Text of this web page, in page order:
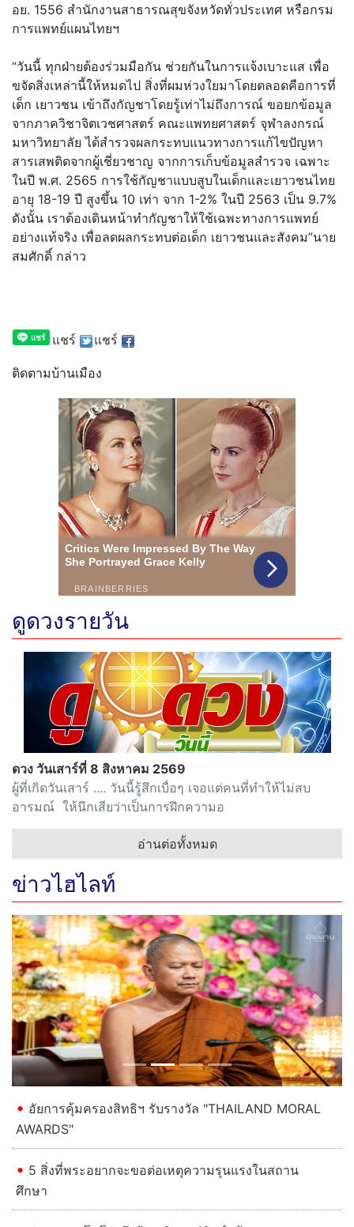
อย. 1556 สำนักงานสาธารณสุขจังหวัดทั่วประเทศ หรือกรม
การแพทย์แผนไทยฯ
“วันนี้ ทุกฝ่ายต้องร่วมมือกัน ช่วยกันในการแจ้งเบาะแส เพื่อ
ขจัดสิ่งเหล่านี้ให้หมดไป สิ่งที่ผมห่วงใยมาโดยตลอดคือการที่
เด็ก เยาวชน เข้าถึงกัญชาโดยรู้เท่าไม่ถึงการณ์ ขอยกข้อมูล
จากภาควิชาจิตเวชศาสตร์ คณะแพทยศาสตร์ จุฬาลงกรณ์
มหาวิทยาลัย ได้สำรวจผลกระทบแนวทางการแก้ไขปัญหา
สารเสพติดจากผู้เชี่ยวชาญ จากการเก็บข้อมูลสำรวจ เฉพาะ
ในปี พ.ศ. 2565 การใช้กัญชาแบบสูบในเด็กและเยาวชนไทย
อายุ 18-19 ปี สูงขึ้น 10 เท่า จาก 1-2% ในปี 2563 เป็น 9.7%
ดังนั้น เราต้องเดินหน้าทำกัญชาให้ใช้เฉพะทางการแพทย์
อย่างแท้จริง เพื่อลดผลกระทบต่อเด็ก เยาวชนและสังคม”นาย
สมศักดิ์ กล่าว
แชร์ แชร์
ติดตามบ้านเมือง
ดูดวงรายวัน
ดวง วันเสาร์ที่ 8 สิงหาคม 2569
ผู้ที่เกิดวันเสาร์ .... วันนี้รู้สึกเบื่อๆ เจอแต่คนที่ทำให้ไม่สบ
อารมณ์ ให้นึกเสียว่าเป็นการฝึกความอ
อ่านต่อทั้งหมด
ข่าวไฮไลท์
Previous Next
อัยการคุ้มครองสิทธิฯ รับรางวัล "THAILAND MORAL
AWARDS"
5 สิ่งที่พระอยากจะขอต่อเหตุความรุนแรงในสถาน
ศึกษา